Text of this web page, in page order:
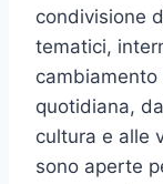
condivisione
tematici,
quotidiana,
cultura e alle
sono aperte